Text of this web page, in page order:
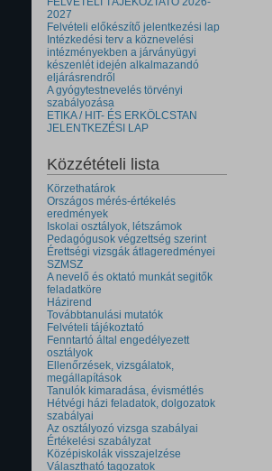
2027
Felvételi előkészítő jelentkezési lap
Intézkedési terv a köznevelési
intézményekben a járványügyi
készenlét idején alkalmazandó
eljárásrendről
A gyógytestnevelés törvényi
szabályozása
ETIKA / HIT- ÉS ERKÖLCSTAN
JELENTKEZÉSI LAP
Közzétételi lista
Körzethatárok
Országos mérés-értékelés
eredmények
Iskolai osztályok, létszámok
Pedagógusok végzettség szerint
Érettségi vizsgák átlageredményei
SZMSZ
A nevelő és oktató munkát segitők
feladatköre
Házirend
Továbbtanulási mutatók
Felvételi tájékoztató
Fenntartó által engedélyezett
osztályok
Ellenőrzések, vizsgálatok,
megállapítások
Tanulók kimaradása, évismétlés
Hétvégi házi feladatok, dolgozatok
szabályai
Az osztályozó vizsga szabályai
Értékelési szabályzat
Középiskolák visszajelzése
Választható tagozatok